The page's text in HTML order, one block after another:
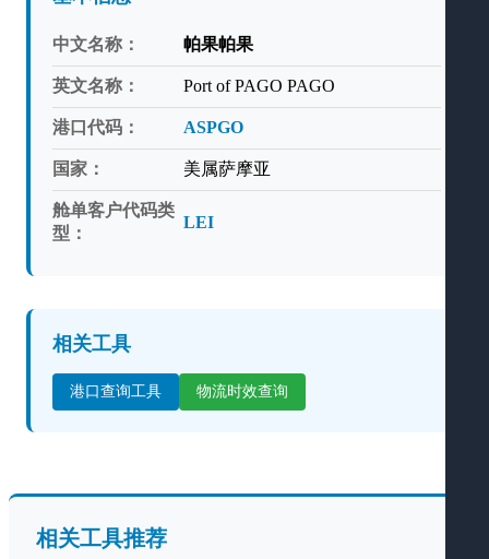
中文名称： 帕果帕果
英文名称： Port of PAGO PAGO
港口代码： ASPGO
国家： 美属萨摩亚
舱单客户代码类
型：
LEI
相关工具
港口查询工具 物流时效查询
相关工具推荐